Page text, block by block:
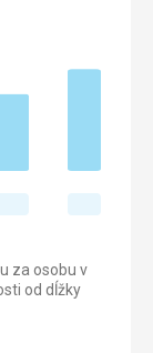
za osobu v
od dĺžky